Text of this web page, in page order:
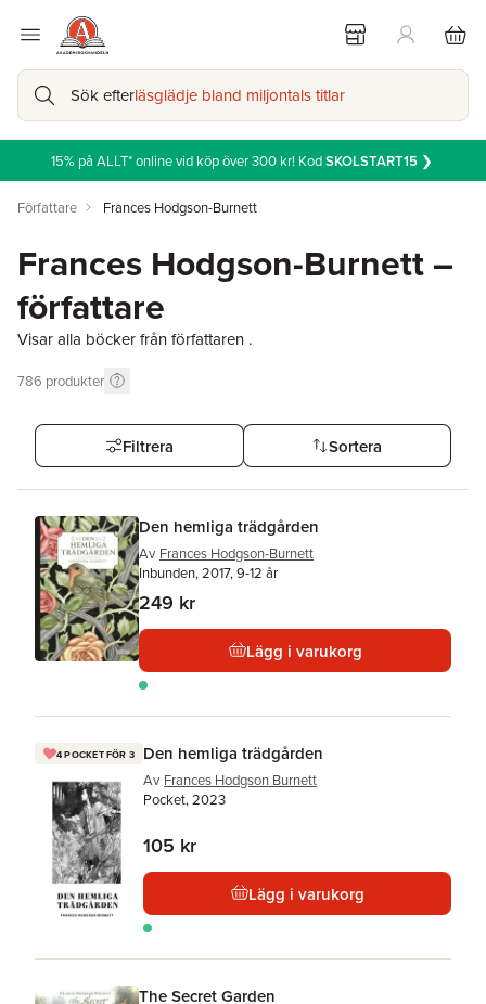
Sök efterläsglädje bland miljontals titlar
15% på ALLT* online vid köp över 300 kr! KodSKOLSTART15❯
Författare Frances Hodgson-Burnett
Frances Hodgson-Burnett –
författare
Visar alla böcker från författaren .
786 produkter
Filtrera Sortera
Den hemliga trädgården
Av Frances Hodgson-Burnett
Inbunden, 2017, 9-12 år
249 kr
Lägg i varukorg
4 POCKET FÖR 3 Den hemliga trädgården
Av Frances Hodgson Burnett
Pocket, 2023
105 kr
Lägg i varukorg
The Secret Garden